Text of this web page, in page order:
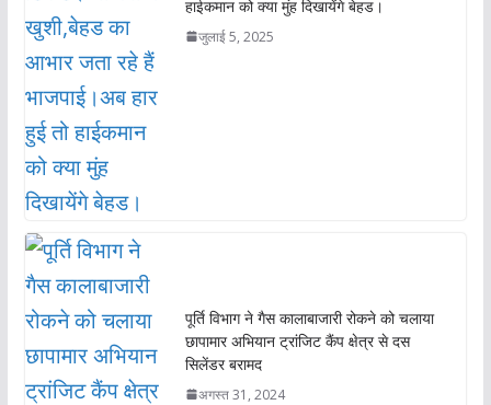
हाईकमान को क्या मुंह दिखायेंगे बेहड।
जुलाई 5, 2025
पूर्ति विभाग ने गैस कालाबाजारी रोकने को चलाया
छापामार अभियान ट्रांजिट कैंप क्षेत्र से दस
सिलेंडर बरामद
अगस्त 31, 2024